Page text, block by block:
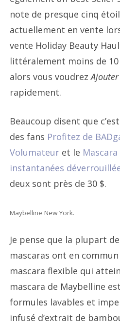
note de presque cinq
actuellement en vente
vente Holiday Beauty Haul
littéralement moins de
alors vous voudrez
rapidement.
Beaucoup disent que
des fans Profitez de
Volumateur et le
instantanées
deux sont près de 30 $.
Maybelline New York.
Je pense que la plupart
mascaras ont en
mascara flexible qui
mascara de Maybelline
formules lavables et
infusé d’extrait de